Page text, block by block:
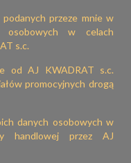
przeze mnie w
osobowych w celach
s.c.
od AJ KWADRAT s.c.
promocyjnych drogą
danych osobowych w
handlowej przez AJ